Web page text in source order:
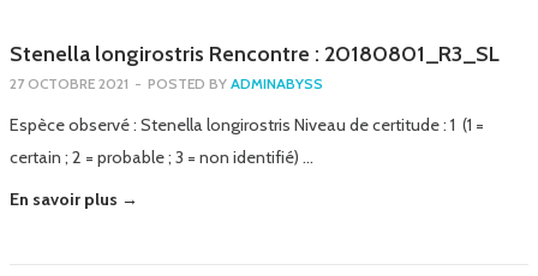
Stenella longirostris Rencontre : 20180801_R3_SL
27 OCTOBRE 2021 - POSTED BY ADMINABYSS
Espèce observé : Stenella longirostris Niveau de certitude : 1 (1 =
certain ; 2 = probable ; 3 = non identifié) …
En savoir plus →